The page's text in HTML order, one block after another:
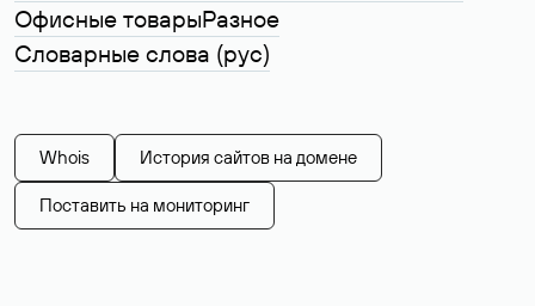
Офисные товарыРазное
Словарные слова (рус)
Whois История сайтов на домене
Поставить на мониторинг